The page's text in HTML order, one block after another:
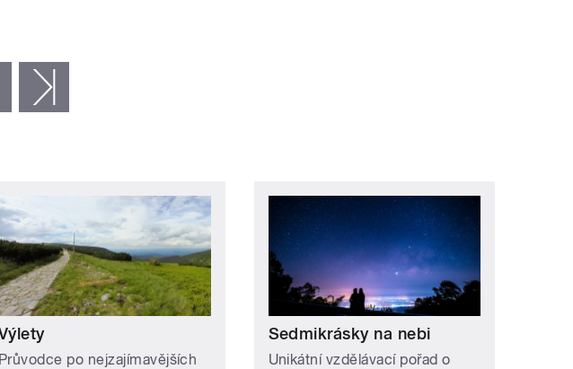
následující ›
Průvodce po nejzajímavějších
Sedmikrásky na nebi
Unikátní vzdělávací pořad o